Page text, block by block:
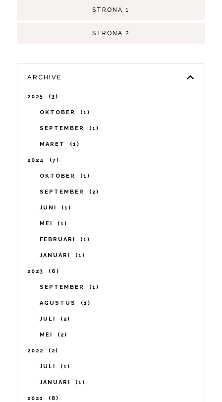
STRONA 1
STRONA 2
ARCHIVE
2025 3
OKTOBER 1
SEPTEMBER 1
MARET 1
2024 7
OKTOBER 1
SEPTEMBER 2
JUNI 1
MEI 1
FEBRUARI 1
JANUARI 1
2023 6
SEPTEMBER 1
AGUSTUS 1
JULI 2
MEI 2
2022 2
JULI 1
JANUARI 1
2021 8